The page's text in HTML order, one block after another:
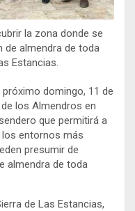
la zona donde se
almendra de toda
Estancias.
domingo, 11 de
los Almendros en
que permitirá a
entornos más
presumir de
almendra de toda
de Las Estancias,